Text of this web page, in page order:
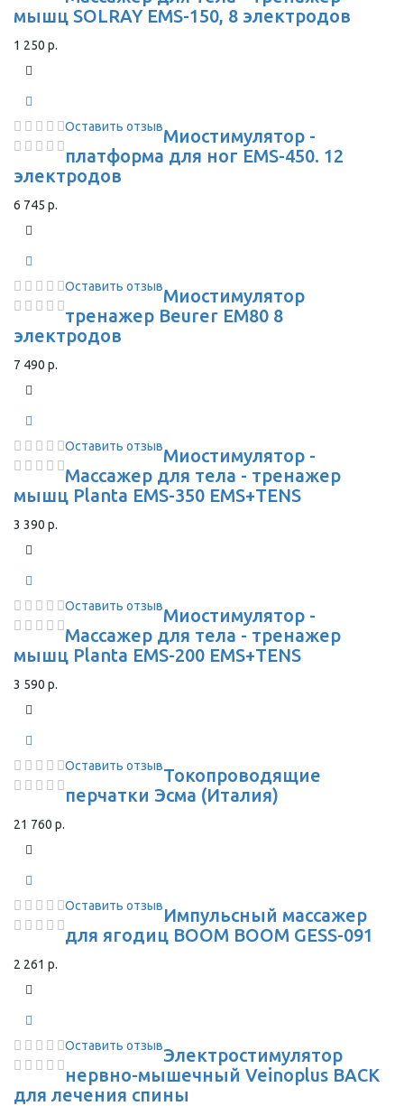
мышц SOLRAY EMS-150, 8 электродов
1 250 р.
Оставить отзывМиостимулятор -
платформа для ног EMS-450. 12
электродов
6 745 р.
Оставить отзывМиостимулятор
тренажер Beurer EM80 8
электродов
7 490 р.
Оставить отзывМиостимулятор -
Массажер для тела - тренажер
мышц Planta EMS-350 EMS+TENS
3 390 р.
Оставить отзывМиостимулятор -
Массажер для тела - тренажер
мышц Planta EMS-200 EMS+TENS
3 590 р.
Оставить отзывТокопроводящие
перчатки Эсма (Италия)
21 760 р.
Оставить отзывИмпульсный массажер
для ягодиц BOOM BOOM GESS-091
2 261 р.
Оставить отзывЭлектростимулятор
нервно-мышечный Veinoplus BACK
для лечения спины